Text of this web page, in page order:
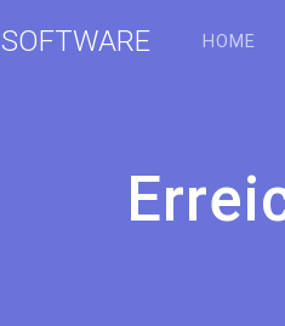
SOFTWARE HOME